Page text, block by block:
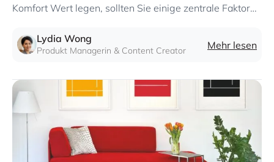
Komfort Wert legen, sollten Sie einige zentrale Faktoren
Lydia Wong
Produkt Managerin & Content Creator Mehr lesen